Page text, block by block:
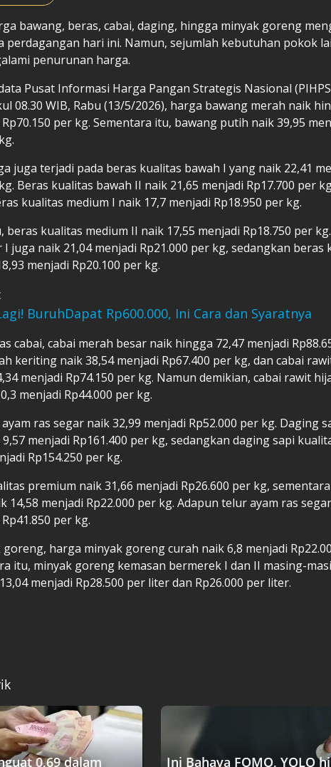
bawang, beras, cabai, daging, hingga minyak goreng
perdagangan hari ini. Namun, sejumlah kebutuhan pokok
penurunan harga.
Pusat Informasi Harga Pangan Strategis Nasional
08.30 WIB, Rabu (13/5/2026), harga bawang merah naik
per kg. Sementara itu, bawang putih naik 39,95
juga terjadi pada beras kualitas bawah I yang naik 22,41
Beras kualitas bawah II naik 21,65 menjadi Rp17.700 per
kualitas medium I naik 17,7 menjadi Rp18.950 per kg.
beras kualitas medium II naik 17,55 menjadi Rp18.750 per
juga naik 21,04 menjadi Rp21.000 per kg, sedangkan beras
menjadi Rp20.100 per kg.
BuruhDapat Rp600.000, Ini Cara dan Syaratnya
cabai, cabai merah besar naik hingga 72,47 menjadi
keriting naik 38,54 menjadi Rp67.400 per kg, dan cabai
menjadi Rp74.150 per kg. Namun demikian, cabai rawit
menjadi Rp44.000 per kg.
ras segar naik 32,99 menjadi Rp52.000 per kg. Daging
menjadi Rp161.400 per kg, sedangkan daging sapi
Rp154.250 per kg.
premium naik 31,66 menjadi Rp26.600 per kg,
14,58 menjadi Rp22.000 per kg. Adapun telur ayam ras
per kg.
harga minyak goreng curah naik 6,8 menjadi
itu, minyak goreng kemasan bermerek I dan II masing-
menjadi Rp28.500 per liter dan Rp26.000 per liter.
0,69 dalam Ini Bahaya FOMO, YOLO